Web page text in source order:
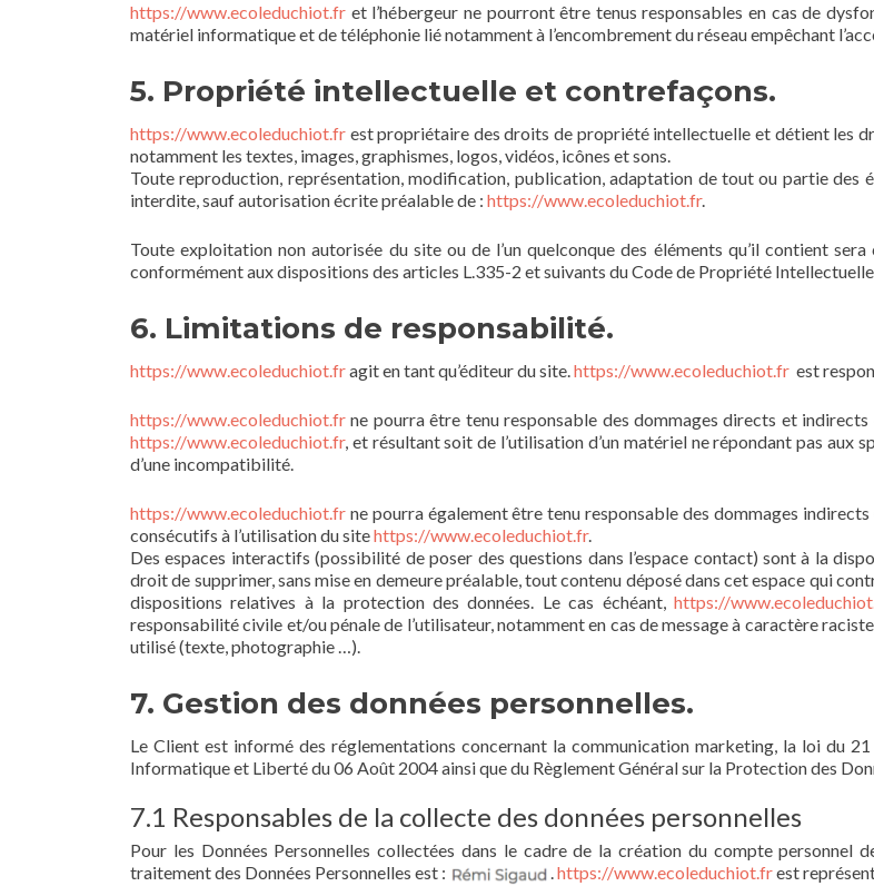
https://www.ecoleduchiot.fr et l’hébergeur ne pourront être tenus responsables en cas de
matériel informatique et de téléphonie lié notamment à l’encombrement du réseau empêchant
5. Propriété intellectuelle et contrefaçons.
https://www.ecoleduchiot.fr est propriétaire des droits de propriété intellectuelle et détient les
notamment les textes, images, graphismes, logos, vidéos, icônes et sons.
Toute reproduction, représentation, modification, publication, adaptation de tout ou partie des
interdite, sauf autorisation écrite préalable de : https://www.ecoleduchiot.fr.
Toute exploitation non autorisée du site ou de l’un quelconque des éléments qu’il contient
conformément aux dispositions des articles L.335-2 et suivants du Code de Propriété
6. Limitations de responsabilité.
https://www.ecoleduchiot.fragit en tant qu’éditeur du site.https://www.ecoleduchiot.fr est
https://www.ecoleduchiot.fr ne pourra être tenu responsable des dommages directs et
https://www.ecoleduchiot.fr, et résultant soit de l’utilisation d’un matériel ne répondant pas aux
d’une incompatibilité.
https://www.ecoleduchiot.fr ne pourra également être tenu responsable des dommages
consécutifs à l’utilisation du sitehttps://www.ecoleduchiot.fr.
Des espaces interactifs (possibilité de poser des questions dans l’espace contact) sont à la
droit de supprimer, sans mise en demeure préalable, tout contenu déposé dans cet espace qui
dispositions relatives à la protection des données. Le cas échéant, https://
responsabilité civile et/ou pénale de l’utilisateur, notamment en cas de message à caractère
utilisé (texte, photographie …).
7. Gestion des données personnelles.
Le Client est informé des réglementations concernant la communication marketing, la loi du
Informatique et Liberté du 06 Août 2004 ainsi que du Règlement Général sur la Protection des
7.1 Responsables de la collecte des données personnelles
Pour les Données Personnelles collectées dans le cadre de la création du compte personnel
traitement des Données Personnelles est :
.https://www.ecoleduchiot.frest